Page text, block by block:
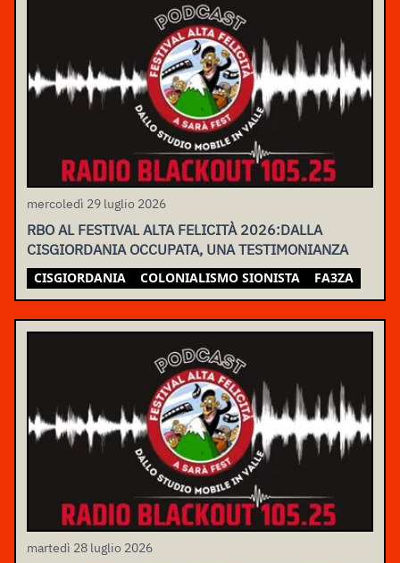
mercoledì 29 luglio 2026
RBO AL FESTIVAL ALTA FELICITÀ 2026:DALLA
CISGIORDANIA OCCUPATA, UNA TESTIMONIANZA
CISGIORDANIA COLONIALISMO SIONISTA FA3ZA
martedì 28 luglio 2026